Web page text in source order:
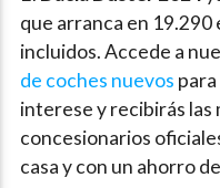
que arranca en
incluidos. Accede a
de coches nuevos
interese y recibirás
concesionarios
casa y con un ahorro